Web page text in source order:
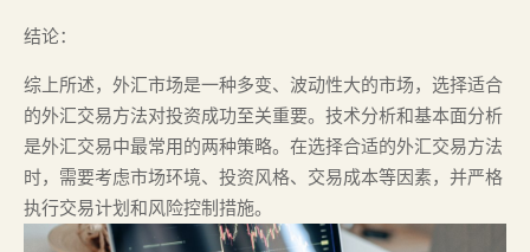
结论：
综上所述，外汇市场是一种多变、波动性大的市场，选择适合
的外汇交易方法对投资成功至关重要。技术分析和基本面分析
是外汇交易中最常用的两种策略。在选择合适的外汇交易方法
时，需要考虑市场环境、投资风格、交易成本等因素，并严格
执行交易计划和风险控制措施。